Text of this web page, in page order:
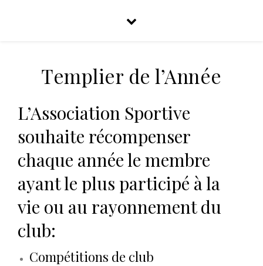
Templier de l’Année
L’Association Sportive
souhaite récompenser
chaque année le membre
ayant le plus participé à la
vie ou au rayonnement du
club:
Compétitions de club